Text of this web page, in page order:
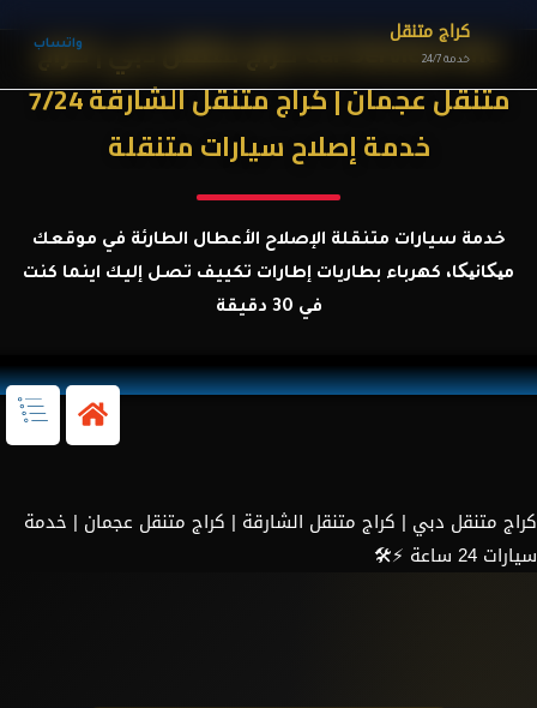
Car Services One كراج متنقل دبي | كراج
متنقل عجمان | كراج متنقل الشارقة 7/24
خدمة إصلاح سيارات متنقلة
خدمة سيارات متنقلة الإصلاح الأعطال الطارئة في موقعك
میکانیکا، كهرباء بطاريات إطارات تكييف تصل إليك اينما كنت
في 30 دقيقة
كراج متنقل دبي | كراج متنقل الشارقة | كراج متنقل عجمان | خدمة
سيارات 24 ساعة ⚡️🛠
كراج متنقل
خدمة 24/7
واتساب